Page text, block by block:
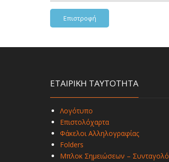
Επιστροφή
ΕΤΑΙΡΙΚΗ ΤΑΥΤΟΤΗΤΑ
Λογότυπο
Επιστολόχαρτα
Φάκελοι Αλληλογραφίας
Folders
Μπλοκ Σημειώσεων –